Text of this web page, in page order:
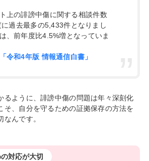
上の誹謗中傷に関する相談件数
過去最多の5,433件となりまし
、前年度比4.5%増となっていま
令和4年版 情報通信白書」
るように、誹謗中傷の問題は年々深刻化
そ、自分を守るための証拠保存の方法を
んです。
対応が大切